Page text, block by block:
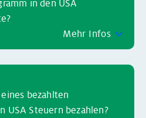
in den USA
Mehr Infos
bezahlten
USA Steuern bezahlen?